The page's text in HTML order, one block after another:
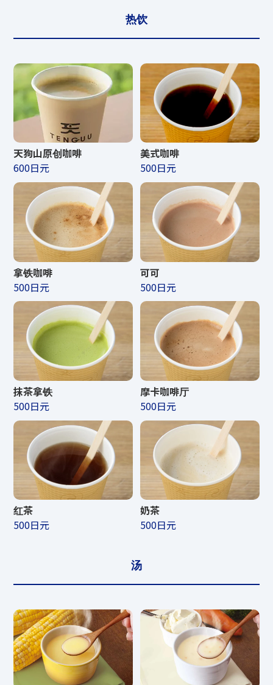
热饮
天狗山原创咖啡
600日元
美式咖啡
500日元
拿铁咖啡
500日元
可可
500日元
抹茶拿铁
500日元
摩卡咖啡厅
500日元
红茶
500日元
奶茶
500日元
汤
商店营业时间 10:00〜
CAFE食品营业时间 11:00〜
CAFE饮品营业时间 10:00〜
冬季
商店营业时间 10:00〜
CAFE食品营业时间 11:00〜
*营业时间及营业时间可能会有所变更。
可以使用以下信用卡和电子货币
支付车票。
请注意，某些特殊门票可能无法购买。